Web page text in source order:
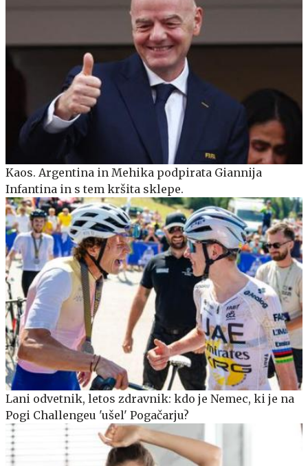
Kaos. Argentina in Mehika podpirata Giannija
Infantina in s tem kršita sklepe.
Lani odvetnik, letos zdravnik: kdo je Nemec, ki je na
Pogi Challengeu 'ušel' Pogačarju?